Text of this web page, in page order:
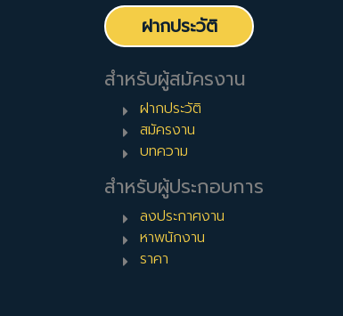
ฝากประวัติ
สำหรับผู้สมัครงาน
ฝากประวัติ
สมัครงาน
บทความ
สำหรับผู้ประกอบการ
ลงประกาศงาน
หาพนักงาน
ราคา